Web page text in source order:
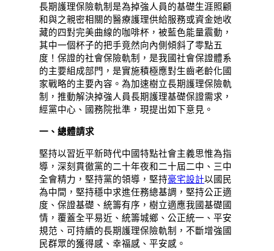
長期護理保險軌制是為掉強人員的基礎生涯照顧
和與之親密相關的醫療護理供給服務或資金她收
藏的四對完美曲線的咖啡杯，被藍色能量震動，
其中一個杯子的把手竟然向內側傾斜了零點五
度！保證的社會保險軌制，是我國社會保證體系
的主要組成部門，是實施積極應對生齒老齡化國
家戰略的主要內容。為加速樹立長期護理保險軌
制，推動解決掉強人員長期護理基礎保證需求，
經黨中心、國務院批準，現提出如下意見。
一、總體請求
堅持以習近平新時代中國特點社會主義思惟為指
導，深刻貫徹黨的二十年夜和二十屆二中、三中
全會精力，堅持黨的領導，堅持豪宅設計以國民
為中間，堅持穩中求進任務總基調，堅持公正適
度、保證基礎、統籌有序，樹立適應我國基礎國
情，覆蓋全平易近、統籌城鄉、公正統一、平安
規范、可持續的長期護理保險軌制，不斷增強國
民群眾的獲得感、幸福感、平安感。